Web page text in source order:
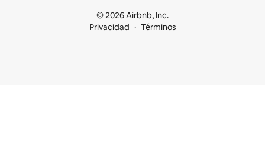
© 2026 Airbnb, Inc.
Privacidad
Términos